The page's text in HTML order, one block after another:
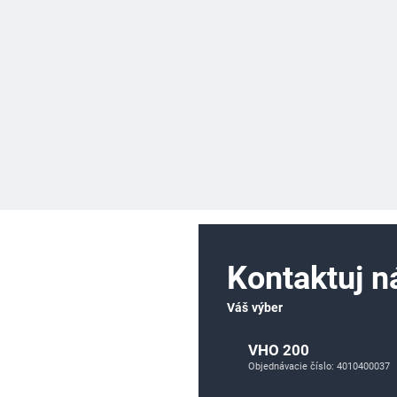
Kontaktuj
Váš výber
VHO 200
Objednávacie číslo: 4010400037